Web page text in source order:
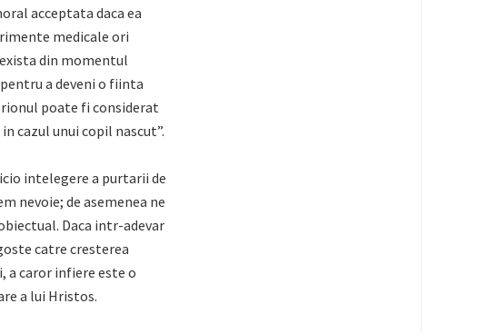
acceptata daca ea
medicale ori
din momentul
a deveni o fiinta
poate fi considerat
cazul unui copil nascut”.
intelegere a purtarii de
nevoie; de asemenea ne
Daca intr-adevar
catre cresterea
caror infiere este o
a lui Hristos.